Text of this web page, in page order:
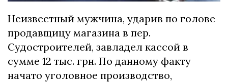
Неизвестный мужчина, ударив по голове
продавщицу магазина в пер.
Судостроителей, завладел кассой в
сумме 12 тыс. грн. По данному факту
начато уголовное производство,